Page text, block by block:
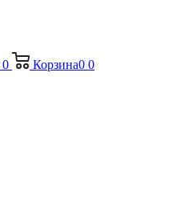
0 Корзина0 0